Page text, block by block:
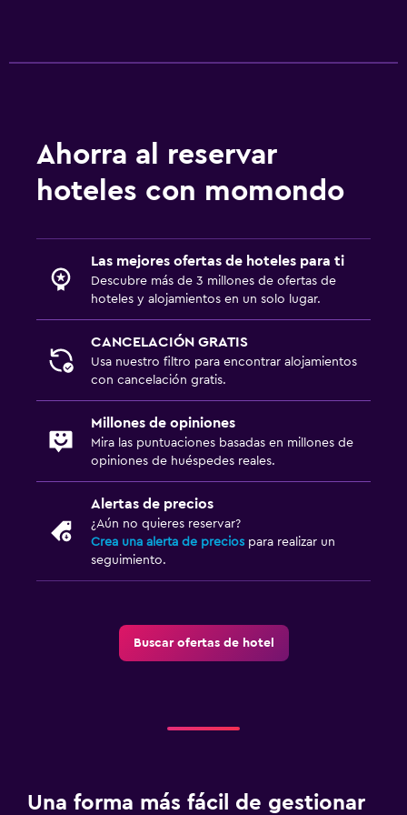
Acceso con tarjeta
Lavandería
Actividades
Salud y seguridad
Ahorra al reservar
hoteles con momondo
Las mejores ofertas de hoteles para ti
Descubre más de 3 millones de ofertas de
hoteles y alojamientos en un solo lugar.
CANCELACIÓN GRATIS
Usa nuestro filtro para encontrar alojamientos
con cancelación gratis.
Millones de opiniones
Mira las puntuaciones basadas en millones de
opiniones de huéspedes reales.
Alertas de precios
¿Aún no quieres reservar?
Crea una alerta de precios para realizar un
seguimiento.
Buscar ofertas de hotel
Una forma más fácil de gestionar